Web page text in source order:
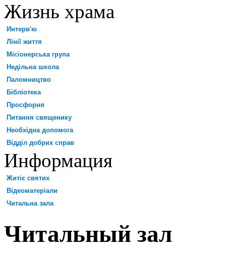
Жизнь храма
Интерв'ю
Лінії життя
Місіонерська група
Недільна школа
Паломництво
Бібліотека
Просфорня
Питання священику
Необхідна допомога
Відділ добрих справ
Информация
Житіє святих
Відеоматеріали
Читальна зала
Читальный зал